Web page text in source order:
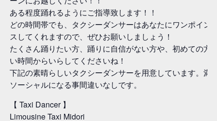
ある程度踊れるようにご指導致します！！
どの時間帯でも、タクシーダンサーはあなたにワンポイン
スしてくれますので、ぜひお願いしましょう！
たくさん踊りたい方、踊りに自信がない方や、初めての方
い時間からいらしてくださいね！
下記の素晴らしいタクシーダンサーを用意しています。満
ソーシャルになる事間違いなしです。
【 Taxi Dancer 】
Limousine Taxi Midori